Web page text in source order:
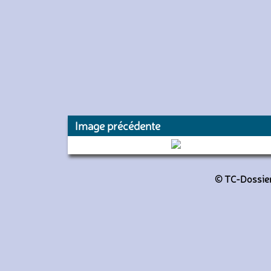
Image précédente
4945 (RATP)
© TC-